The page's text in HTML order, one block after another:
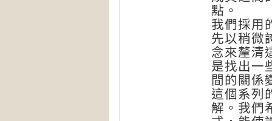
點。
我們採用
先以稍微
念來釐清
是找出一
間的關係
這個系列
解。我們